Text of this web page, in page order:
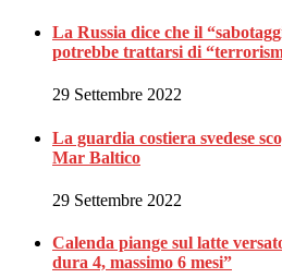
La Russia dice che il
potrebbe trattarsi di
29 Settembre 2022
La guardia costiera svedese
Mar Baltico
29 Settembre 2022
Calenda piange sul latte
dura 4, massimo 6 mesi”